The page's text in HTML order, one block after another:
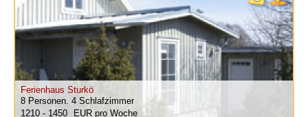
Ferienhaus Sturkö
8 Personen. 4 Schlafzimmer
1210 - 1450
pro Woche